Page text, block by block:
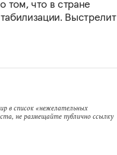
том, что в стране
Выстрелит
в список «нежелательных
не размещайте публично ссылку